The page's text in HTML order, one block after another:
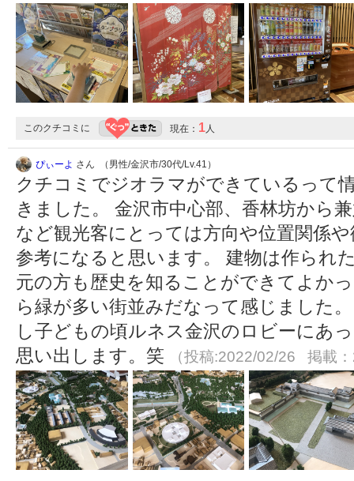
このクチコミに 現在： 1人
ぴぃーよ さん （男性/金沢市/30代/Lv.41）
クチコミでジオラマができているって
きました。 金沢市中心部、香林坊から
など観光客にとっては方向や位置関係
参考になると思います。 建物は作られ
元の方も歴史を知ることができてよか
ら緑が多い街並みだなって感じました
し子どもの頃ルネス金沢のロビーにあ
思い出します。笑
（投稿:2022/02/26 掲載